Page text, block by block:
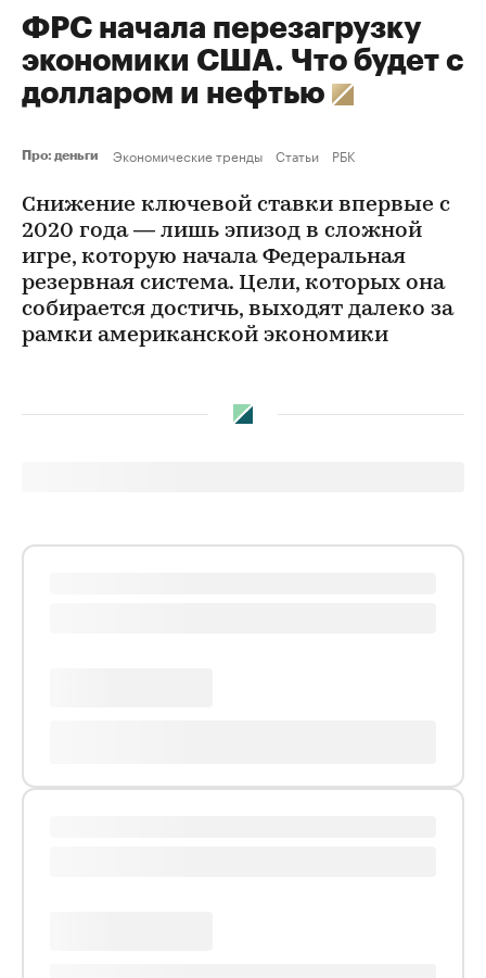
ФРС начала перезагрузку
экономики США. Что будет с
долларом и нефтью
Про: деньги Экономические тренды Статьи РБК
Снижение ключевой ставки впервые с
2020 года — лишь эпизод в сложной
игре, которую начала Федеральная
резервная система. Цели, которых она
собирается достичь, выходят далеко за
рамки американской экономики